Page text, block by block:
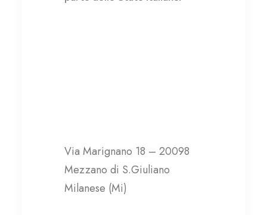
Via Marignano 18 – 20098
Mezzano di S.Giuliano
Milanese (Mi)